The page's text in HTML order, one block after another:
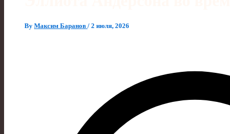
By Максим Баранов / 2 июля, 2026